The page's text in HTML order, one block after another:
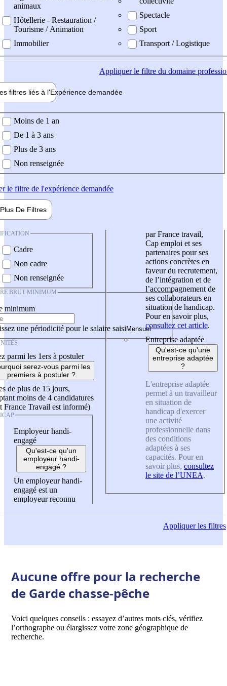
animaux
Hôtellerie - Restauration /
Tourisme / Animation
Immobilier
Spectacle
Sport
Transport / Logistique
Appliquerle filtre du domaine
filtres liés à l'Expérience demandée
demandée
Moins de 1 an
De 1 à 3 ans
Plus de 3 ans
Non renseignée
le filtre de l'expérience demandée
Plus De Filtres
Cadre
Non cadre
Non renseignée
BRUT MINIMUM
minimum
une périodicité pour le salaire saisi
parmi les 1ers à postuler
serez-vous parmi les
premiers à postuler ?
de plus de 15 jours,
moins de 4 candidatures
France Travail est informé)
Employeur handi-
engagé
Qu'est-ce qu'un
employeur handi-
engagé ?
Un employeur handi-
engagé est un
employeur reconnu
par France travail,
Cap emploi et ses
partenaires pour ses
actions concrètes en
faveur du recrutement,
de l’intégration et de
l’accompagnement de
ses collaborateurs en
situation de handicap.
Pour en savoir plus,
consultez cet article.
Entreprise adaptée
Qu'est-ce qu'une
entreprise adaptée
?
L'entreprise adaptée
permet à un travailleur
en situation de
handicap d'exercer
une activité
professionnelle dans
des conditions
adaptées à ses
capacités. Pour en
savoir plus, consultez
le site de l’UNEA.
Appliquerles filtres
Aucune offre pour la recherche
de Garde chasse-pêche
Voici quelques conseils : essayez d’autres mots clés, vérifiez
l’orthographe ou élargissez votre zone géographique de
recherche.